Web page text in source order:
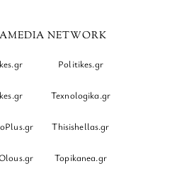
NETWORK
Politikes.gr
Texnologika.gr
Thisishellas.gr
Topikanea.gr